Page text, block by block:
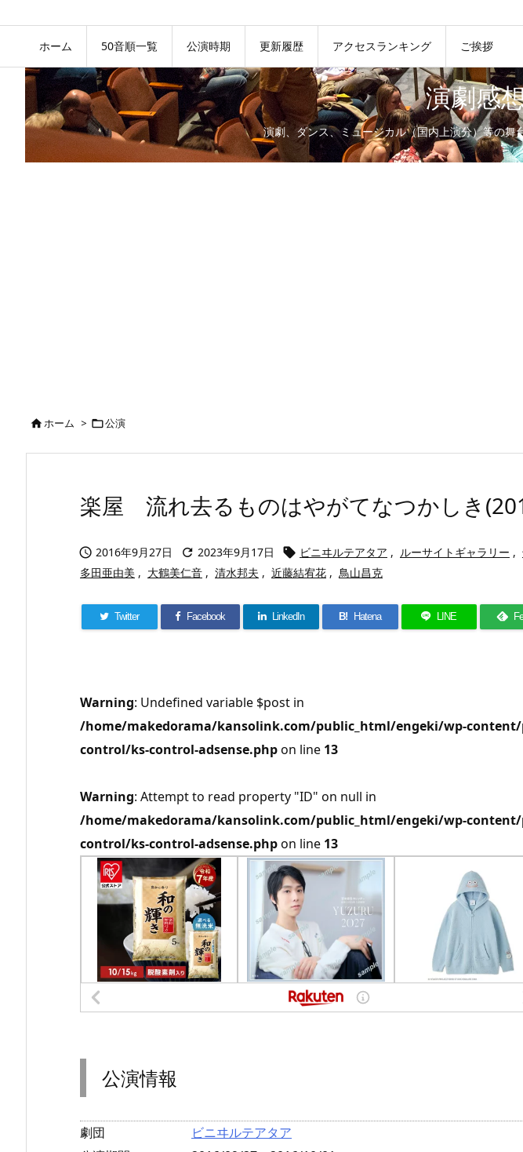
ホーム 50音順一覧 公演時期 更新履歴 アクセスランキング ご挨拶
演劇感
演劇、ダンス、ミュージカル（国内上演分）等の
ホーム > 公演
楽屋 流れ去るものはやがてなつかしき
 2016年9月27日  2023年9月17日  ビニヰルテアタア , ルーサイトギャラリー ,
多田亜由美 , 大鶴美仁音 , 清水邦夫 , 近藤結宥花 , 鳥山昌克
Twitter Facebook LinkedIn B! Hatena LINE
Warning: Undefined variable $post in
/home/makedorama/kansolink.com/public_html/engeki/wp-
control/ks-control-adsense.phpon line 13
Warning: Attempt to read property "ID" on null in
/home/makedorama/kansolink.com/public_html/engeki/wp-
control/ks-control-adsense.phpon line 13
公演情報
劇団
ビニヰルテアタア